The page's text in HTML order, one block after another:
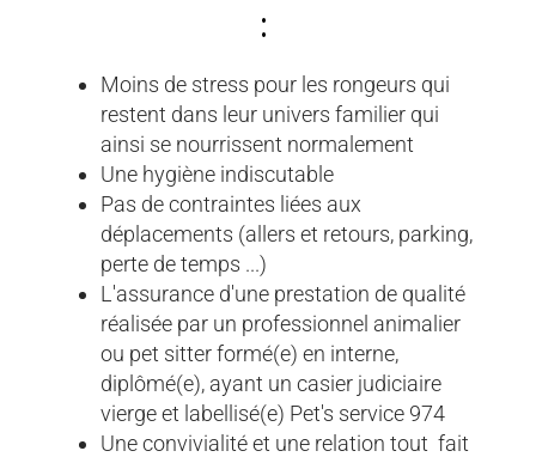
:
Moins de stress pour les rongeurs qui
restent dans leur univers familier qui
ainsi se nourrissent normalement
Une hygiène indiscutable
Pas de contraintes liées aux
déplacements (allers et retours, parking,
perte de temps ...)
L'assurance d'une prestation de qualité
réalisée par un professionnel animalier
ou pet sitter formé(e) en interne,
diplômé(e), ayant un casier judiciaire
vierge et labellisé(e) Pet's service 974
Une convivialité et une relation tout fait